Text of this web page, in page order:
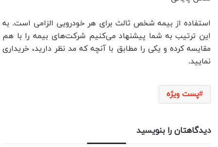
استفاده از بیمه شخص ثالث برای هر خودرویی الزامی است. به
این ترتیب به شما پیشنهاد می‌کنیم شرکت‌های بیمه را با هم
مقایسه کرده و یکی را مطابق با آنچه که مد نظر دارید، خریداری
نمایید.
پست ویژه
دیدگاهتان را بنویسید